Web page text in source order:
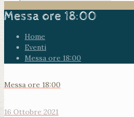
Messa ore 18:00
Home
Eventi
Messa ore 18:00
Messa ore 18:00
16 Ottobre 2021